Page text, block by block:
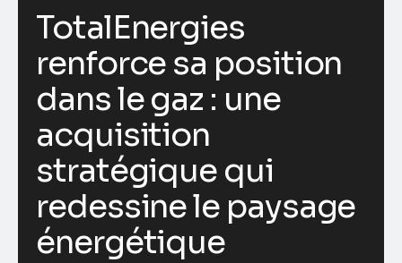
TotalEnergies
renforce sa position
dans le gaz : une
acquisition
stratégique qui
redessine le paysage
énergétique